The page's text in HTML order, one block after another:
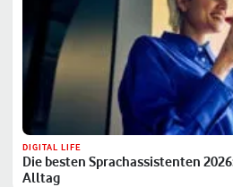
DIGITAL LIFE
Die besten Sprachassistenten
Alltag